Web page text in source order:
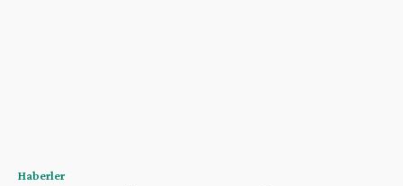
Haberler